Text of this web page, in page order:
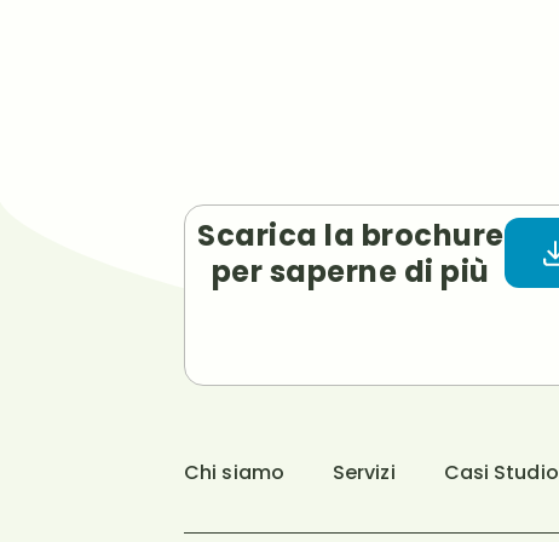
Scarica la brochure
per saperne di più
Chi siamo Servizi Casi Studio